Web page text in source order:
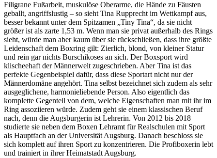
Filigrane Fußarbeit, muskulöse Oberarme, die Hände zu Fäusten
geballt, angriffslustig – so sieht Tina Rupprecht im Wettkampf aus,
besser bekannt unter dem Spitzamen „Tiny Tina“, da sie nicht
größer ist als zarte 1,53 m. Wenn man sie privat außerhalb des Rings
sieht, würde man aber kaum über sie rückschließen, dass ihre größte
Leidenschaft dem Boxring gilt: Zierlich, blond, von kleiner Statur
und rein gar nichts Burschikoses an sich. Der Boxsport wird
klischeehaft der Männerwelt zugeschrieben. Aber Tina ist das
perfekte Gegenbeispiel dafür, dass diese Sportart nicht nur der
Männerdomäne angehört. Tina selbst bezeichnet sich zudem als sehr
ausgeglichene, harmonieliebende Person. Also eigentlich das
komplette Gegenteil von dem, welche Eigenschaften man mit ihr im
Ring assoziieren würde. Zudem geht sie einem klassischen Beruf
nach, denn die Augsburgerin ist Lehrerin. Von 2012 bis 2018
studierte sie neben dem Boxen Lehramt für Realschulen mit Sport
als Hauptfach an der Universität Augsburg. Danach beschloss sie
sich komplett auf ihren Sport zu konzentrieren. Die Profiboxerin lebt
und trainiert in ihrer Heimatstadt Augsburg.